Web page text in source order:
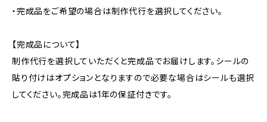
・完成品をご希望の場合は制作代行を選択してください。
【完成品について】
制作代行を選択していただくと完成品でお届けします。シールの
貼り付けはオプションとなりますので必要な場合はシールも選択
してください。完成品は1年の保証付きです。